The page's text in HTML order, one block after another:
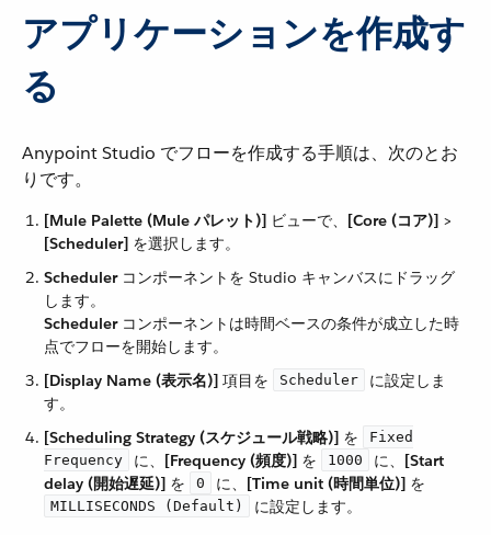
アプリケーションを作成す
る
Anypoint Studio でフローを作成する手順は、次のとお
りです。
[Mule Palette (Mule パレット)] ​ ビューで、​ [Core (コア)] ​ > ​
[Scheduler] ​ を選択します。
Scheduler​ コンポーネントを Studio キャンバスにドラッグ
します。
Scheduler​ コンポーネントは時間ベースの条件が成立した時
点でフローを開始します。
[Display Name (表示名)] ​ 項目を ​ Scheduler
​ に設定しま
す。
[Scheduling Strategy (スケジュール戦略)] ​ を ​
Fixed
Frequency
​ に、​ [Frequency (頻度)] ​ を ​ 1000 ​ に、​
[Start
delay (開始遅延)] ​ を ​ 0 ​ に、​ [Time unit (時間単位)] ​ を ​
MILLISECONDS (Default) ​ に設定します。